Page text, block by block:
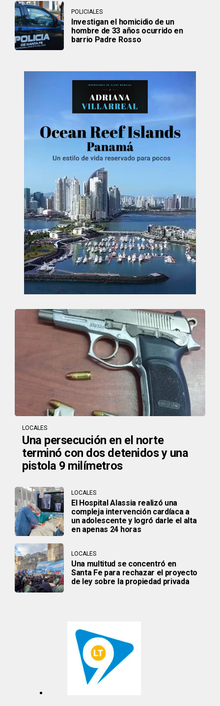
POLICIALES
Investigan el homicidio de un
hombre de 33 años ocurrido en
barrio Padre Rosso
LOCALES
Una persecución en el norte
terminó con dos detenidos y una
pistola 9 milímetros
LOCALES
El Hospital Alassia realizó una
compleja intervención cardíaca a
un adolescente y logró darle el alta
en apenas 24 horas
LOCALES
Una multitud se concentró en
Santa Fe para rechazar el proyecto
de ley sobre la propiedad privada